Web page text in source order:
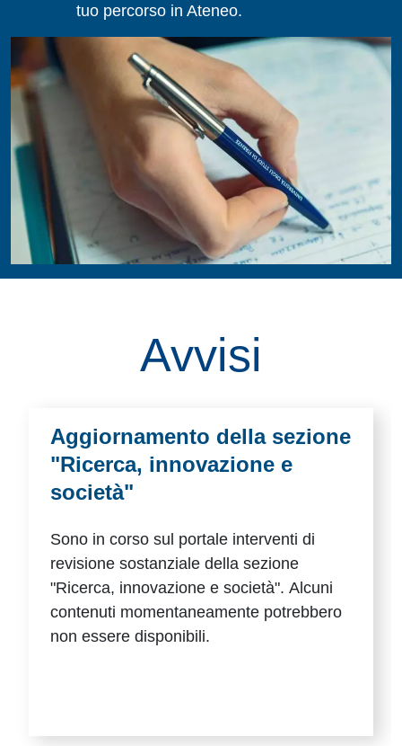
tuo percorso in Ateneo.
Avvisi
Aggiornamento della sezione
"Ricerca, innovazione e
società"
Sono in corso sul portale interventi di
revisione sostanziale della sezione
"Ricerca, innovazione e società". Alcuni
contenuti momentaneamente potrebbero
non essere disponibili.